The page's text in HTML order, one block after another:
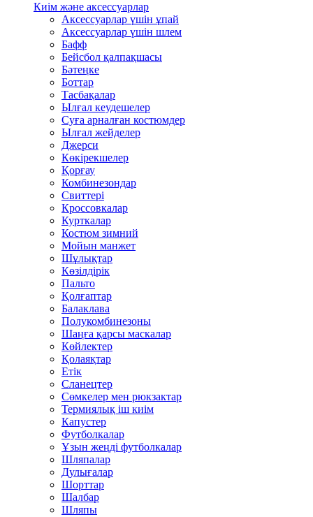
Киім және аксессуарлар
Аксессуарлар үшін ұпай
Аксессуарлар үшін шлем
Бафф
Бейсбол қалпақшасы
Бәтеңке
Боттар
Тасбақалар
Ылғал кеудешелер
Суға арналған костюмдер
Ылғал жейделер
Джерси
Көкірекшелер
Қорғау
Комбинезондар
Свиттері
Кроссовкалар
Курткалар
Костюм зимний
Мойын манжет
Шұлықтар
Көзілдірік
Пальто
Қолғаптар
Балаклава
Полукомбинезоны
Шаңға қарсы маскалар
Көйлектер
Қолаяқтар
Етік
Сланецтер
Сөмкелер мен рюкзактар
Термиялық іш киім
Капустер
Футболкалар
Ұзын жеңді футболкалар
Шляпалар
Дулығалар
Шорттар
Шалбар
Шляпы